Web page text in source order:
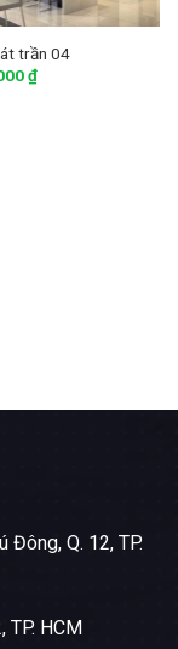
trần 04
₫
Đông, Q. 12, TP.
TP. HCM